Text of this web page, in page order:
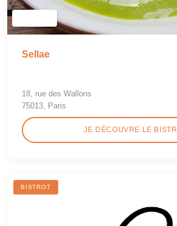
Sellae
18, rue des Wallons
75013, Paris
JE DÉCOUVRE LE
BISTROT